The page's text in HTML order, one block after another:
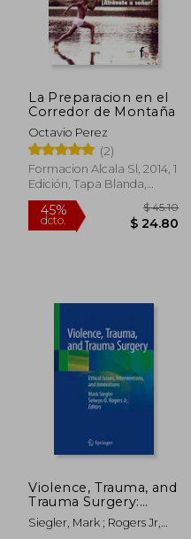
La Preparacion en el
Corredor de Montaña
Octavio Perez
(2)
Formacion Alcala Sl, 2014, 1
Edición, Tapa Blanda,
Nuevo
45%
dcto. $ 24.80
Violence, Trauma, and
Trauma Surgery:
Ethical Issues,
Interventions, and
Siegler, Mark ; Rogers Jr,